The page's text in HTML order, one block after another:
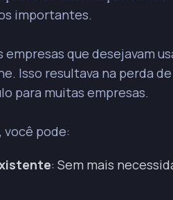
importantes.
que desejavam
Isso resultava na perda
para muitas empresas.
, você pode:
: Sem mais